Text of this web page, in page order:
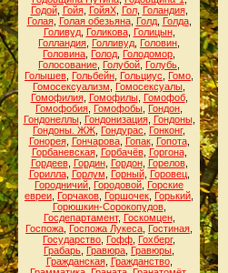
Годой, Гойя, ГойяХ, Гол, Голандия,
Голая, Голая обезьяна, Голд, Голда,
Голивуд, Голикова, Голицын,
Голландия Голливуд Головин
Головина Голод Голодомор
Голосование Голубой Голубь
Голышев Гольбейн Гольциус Гомо
Гомосексуализм
Гомосексуалы
Гомофилия, Гомофилы, Гомофоб,
Гомофобия Гомофобы Гондон
Гондонеллы, Гондонизация, Гондоны,
Гондоны. ЖЖ Гондурас Гонконг,
Гонорея, Гончарова, Гопак, Гопота,
Горбаневская, Горбачёв, Горгона,
Гордеев, Гордин, Гордон, Горелов,
Горилла, Горлум Горный, Горовец,
Городничий Городовой Горские
евреи Горчаков Горшочек Горький
Горюшкин-Сорокопудов,
Госдепартамент, Госкомцен,
Госпожа Госпожа Лукеса Гостиная
Государство Гофф Гохберг,
Грабарь Гравюра Гравюры
Гражданская, Гражданство,